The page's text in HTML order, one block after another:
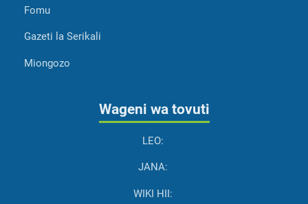
Fomu
Gazeti la Serikali
Miongozo
Wageni wa tovuti
LEO:
JANA:
WIKI HII: